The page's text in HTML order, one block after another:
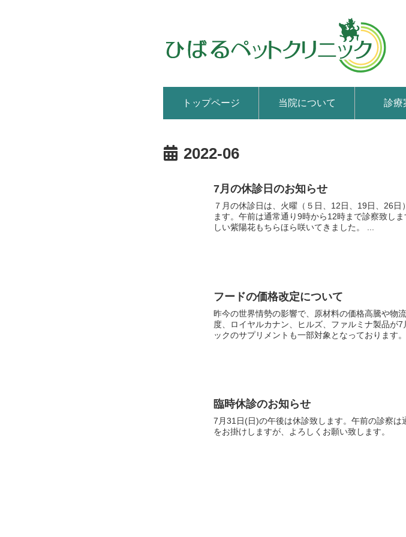
トップページ 当院について 診療
2022-06
7月の休診日のお知らせ
７月の休診日は、火曜（５日、12日、19日、26
ます。午前は通常通り9時から12時まで診察致し
しい紫陽花もちらほら咲いてきました。 ...
フードの価格改定について
昨今の世界情勢の影響で、原材料の価格高騰や物
度、ロイヤルカナン、ヒルズ、ファルミナ製品が
ックのサプリメントも一部対象となっております。
臨時休診のお知らせ
7月31日(日)の午後は休診致します。午前の診察
をお掛けしますが、よろしくお願い致します。